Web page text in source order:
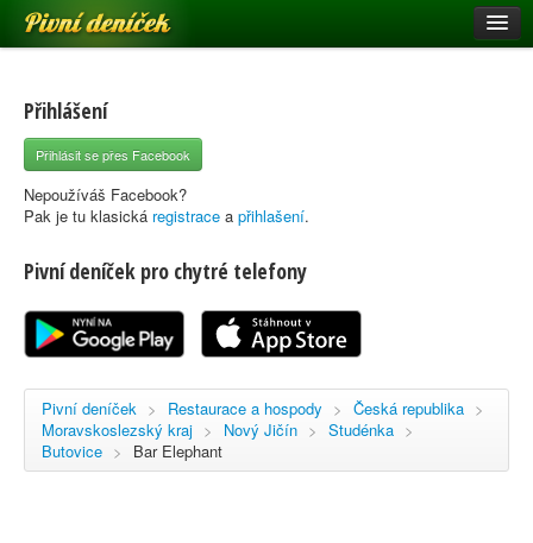
Pivní deníček
Pivní mapa
Pivní značky
Nápověda
Registrace
Přihlášení
Přihlásit se přes Facebook
Nepoužíváš Facebook?
Pak je tu klasická registrace a přihlašení.
Pivní deníček pro chytré telefony
Pivní deníček > Restaurace a hospody > Česká republika >
Moravskoslezský kraj > Nový Jičín > Studénka >
Butovice > Bar Elephant